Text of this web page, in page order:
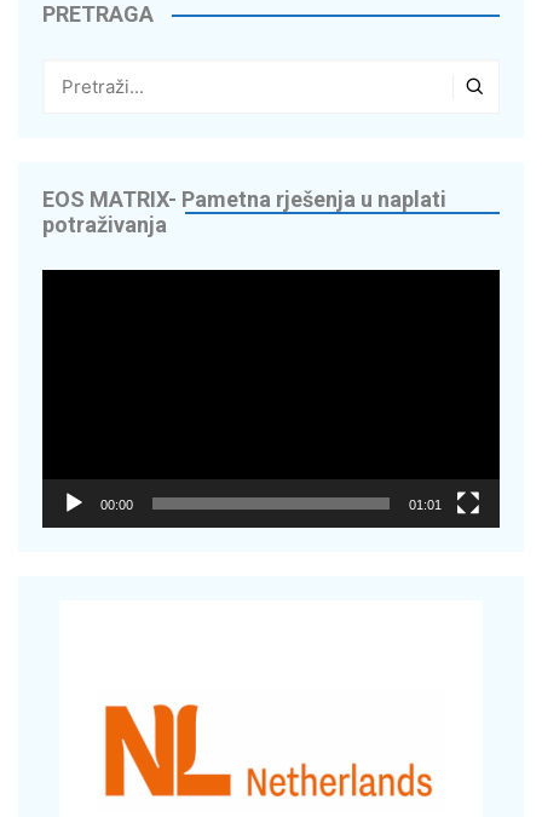
PRETRAGA
EOS MATRIX- Pametna rješenja u naplati
potraživanja
00:00 01:01